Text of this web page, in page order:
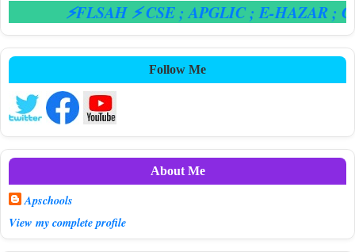
⚡FLSAH ⚡ CSE; APGLIC; E-HAZAR; CPS
Follow Me
About Me
Apschools
View my complete profile